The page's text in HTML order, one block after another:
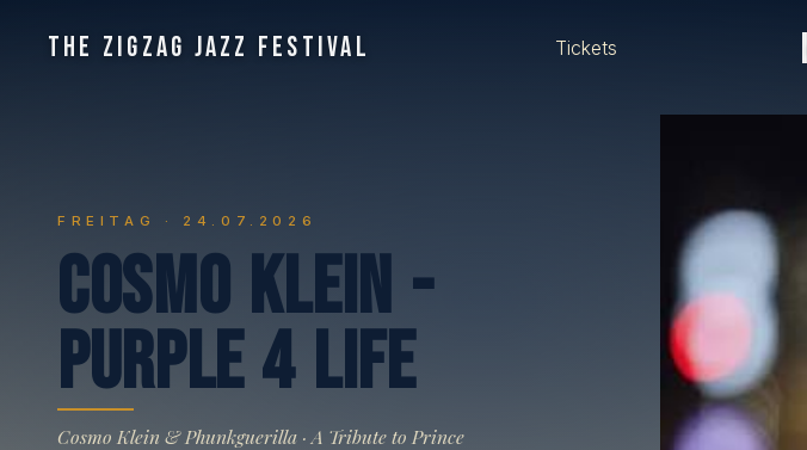
THE ZIGZAG JAZZ FESTIVAL Tickets
FREITAG · 24.07.2026
Cosmo Klein -
Purple4 Life
Cosmo Klein & Phunkguerilla · A Tribute to Prince